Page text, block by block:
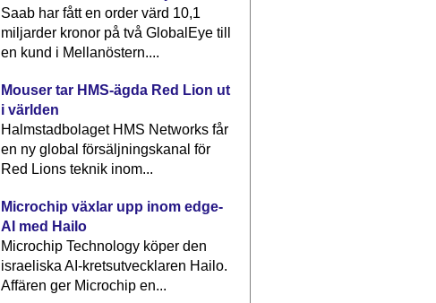
Saab har fått en order värd 10,1
miljarder kronor på två GlobalEye till
en kund i Mellanöstern....
Mouser tar HMS-ägda Red Lion ut
i världen
Halmstadbolaget HMS Networks får
en ny global försäljningskanal för
Red Lions teknik inom...
Microchip växlar upp inom edge-
AI med Hailo
Microchip Technology köper den
israeliska AI-kretsutvecklaren Hailo.
Affären ger Microchip en...